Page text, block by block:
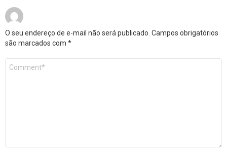
O seu endereço de e-mail não será publicado. Campos obrigatórios
são marcados com *
Comentário